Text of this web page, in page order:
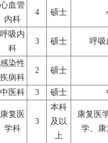
心血管
内科
4 硕士
呼吸内
科
3 硕士 呼吸
感染性
疾病科
2 硕士
中医科 3 硕士
康复医
学科
3
本科
及以
上
康复医
学、